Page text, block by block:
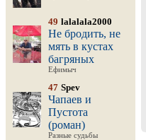
49 lalalala2000
Не бродить, не
мять в кустах
багряных
Ефимыч
47 Spev
Чапаев и
Пустота
(роман)
Разные судьбы